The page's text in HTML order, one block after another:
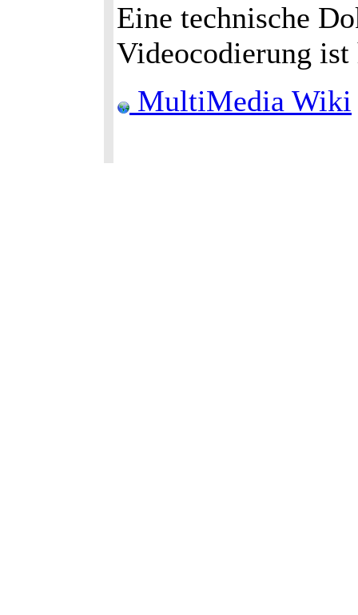
Eine technische
Videocodierung
MultiMedia Wiki